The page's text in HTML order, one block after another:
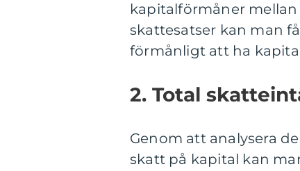
kapitalförmåner mellan
skattesatser kan man
förmånligt att ha
2. Total
Genom att analysera
skatt på kapital kan